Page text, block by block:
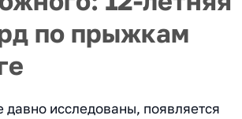
по прыжкам
исследованы, появляется